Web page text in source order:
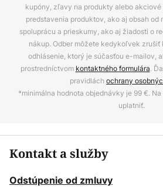
kupóny, zľavy na produkty alebo
predstavenia produktov, ako aj obsah od
spoluprácu a prieskumy, ako aj žiadosti o
nákup. Odber môžete kedykoľvek zrušiť
odhlásenie, ktorý je súčasťou e-mailov,
prostredníctvom kontaktného formulára.
pravidlách ochrany
*minimálna hodnota objednávky je 99 €.
uplatniť.
Kontakt a služby
Odstúpenie od zmluvy